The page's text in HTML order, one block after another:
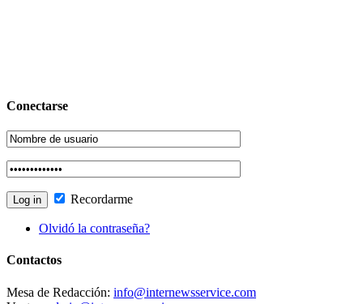
Conectarse
Recordarme
Olvidó la contraseña?
Contactos
Mesa de Redacción: info@internewsservice.com